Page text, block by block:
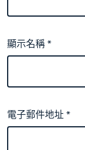
顯示名稱*
電子郵件地址*